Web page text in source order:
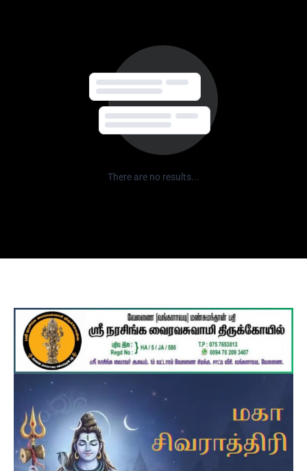
There are no results...